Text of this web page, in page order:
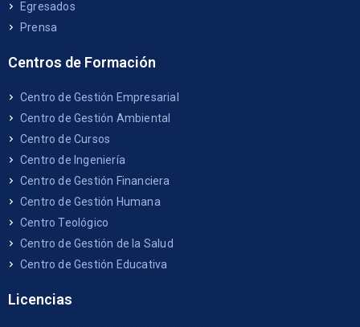
Egresados
Prensa
Centros de Formación
Centro de Gestión Empresarial
Centro de Gestión Ambiental
Centro de Cursos
Centro de Ingeniería
Centro de Gestión Financiera
Centro de Gestión Humana
Centro Teológico
Centro de Gestión de la Salud
Centro de Gestión Educativa
Licencias